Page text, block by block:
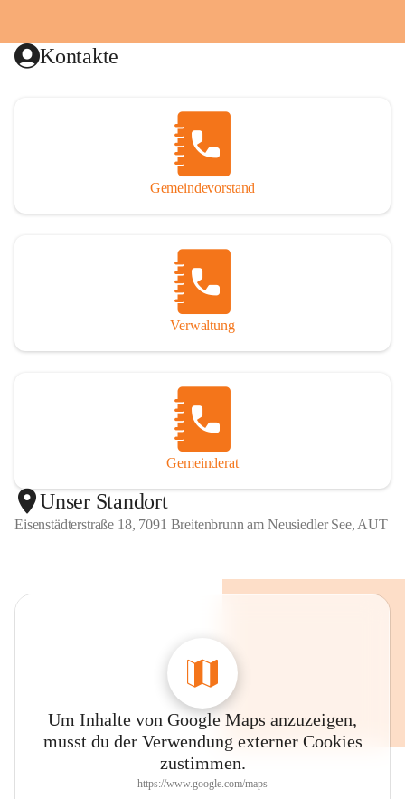
Kontakte
Gemeindevorstand
Verwaltung
Gemeinderat
Unser Standort
Eisenstädterstraße 18, 7091 Breitenbrunn am Neusiedler See, AUT
Um Inhalte von Google Maps anzuzeigen,
musst du der Verwendung externer Cookies
zustimmen.
https://www.google.com/maps